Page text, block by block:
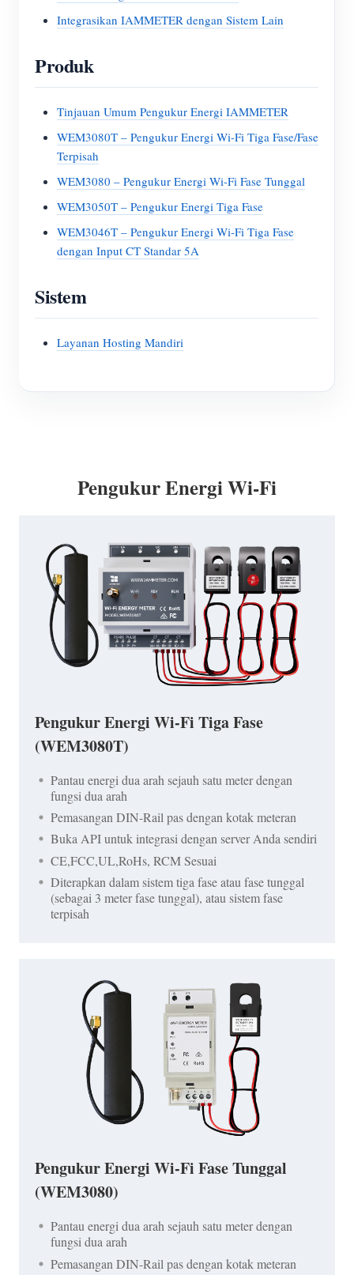
Integrasikan IAMMETER dengan Sistem Lain
Produk
Tinjauan Umum Pengukur Energi IAMMETER
WEM3080T – Pengukur Energi Wi-Fi Tiga Fase/Fase
Terpisah
WEM3080 – Pengukur Energi Wi-Fi Fase Tunggal
WEM3050T – Pengukur Energi Tiga Fase
WEM3046T – Pengukur Energi Wi-Fi Tiga Fase
dengan Input CT Standar 5A
Sistem
Layanan Hosting Mandiri
Pengukur Energi Wi-Fi
Pengukur Energi Wi-Fi Tiga Fase
(WEM3080T)
Pantau energi dua arah sejauh satu meter dengan
fungsi dua arah
Pemasangan DIN-Rail pas dengan kotak meteran
Buka API untuk integrasi dengan server Anda sendiri
CE,FCC,UL,RoHs, RCM Sesuai
Diterapkan dalam sistem tiga fase atau fase tunggal
(sebagai 3 meter fase tunggal), atau sistem fase
terpisah
Pengukur Energi Wi-Fi Fase Tunggal
(WEM3080)
Pantau energi dua arah sejauh satu meter dengan
fungsi dua arah
Pemasangan DIN-Rail pas dengan kotak meteran